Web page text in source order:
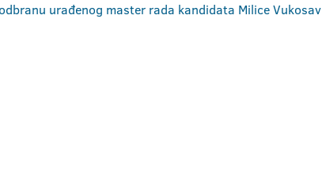
urađenog master rada kandidata Milice Vukosav